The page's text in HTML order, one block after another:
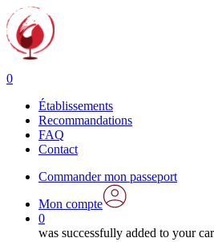
Skip
to
main
content
0
Établissements
Recommandations
FAQ
Contact
Commander mon passeport
Mon compte
0
was successfully added to your